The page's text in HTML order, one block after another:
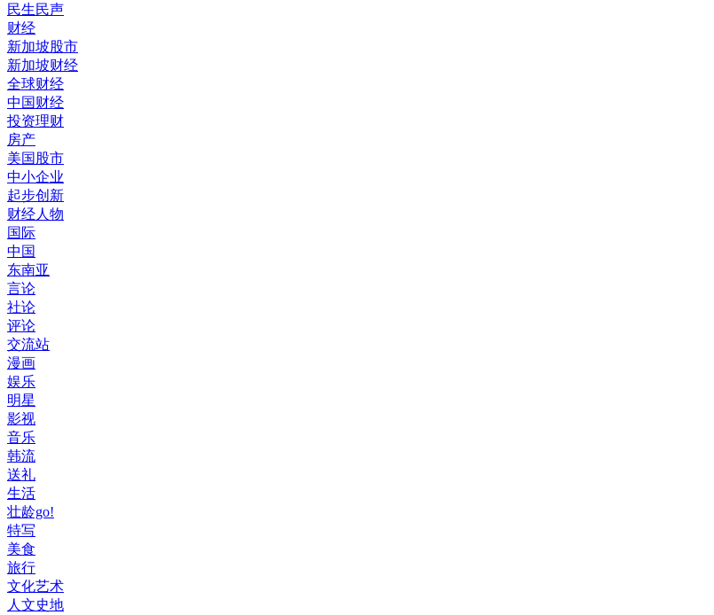
民生民声
财经
新加坡股市
新加坡财经
全球财经
中国财经
投资理财
房产
美国股市
中小企业
起步创新
财经人物
国际
中国
东南亚
言论
社论
评论
交流站
漫画
娱乐
明星
影视
音乐
韩流
送礼
生活
壮龄go!
特写
美食
旅行
文化艺术
人文史地